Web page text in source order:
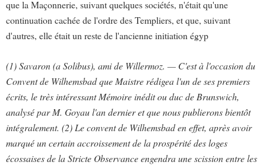
que la Maçonnerie, suivant quelques sociétés, n'était qu'une
continuation cachée de l'ordre des Templiers, et que, suivant
d'autres, elle était un reste de l'ancienne initiation égyp
(1) Savaron (a Solibus), ami de Willermoz. — C'est à l'occasion du
Convent de Wilhemsbad que Maistre rédigea l'un de ses premiers
écrits, le très intéressant Mémoire inédit ou duc de Brunswich,
analysé par M. Goyau l'an dernier et que nous publierons bientôt
intégralement. (2) Le convent de Wilhemsbad en effet, après avoir
marqué un certain accroissement de la prospérité des loges
écossaises de la Stricte Observance engendra une scission entre les